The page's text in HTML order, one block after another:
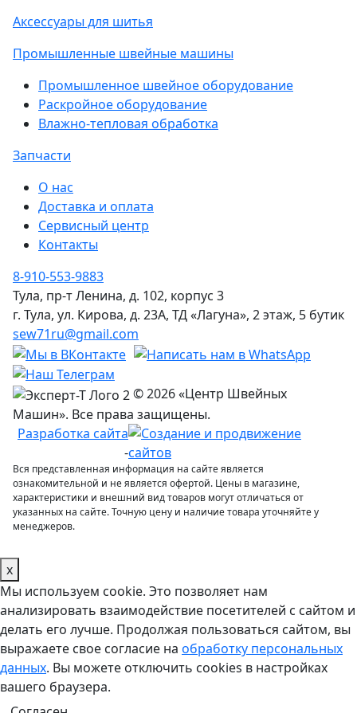
Аксессуары для шитья
Промышленные швейные машины
Промышленное швейное оборудование
Раскройное оборудование
Влажно-тепловая обработка
Запчасти
О нас
Доставка и оплата
Сервисный центр
Контакты
8-910-553-9883
Тула, пр-т Ленина, д. 102, корпус 3
г. Тула, ул. Кирова, д. 23А, ТД «Лагуна», 2 этаж, 5 бутик
sew71ru@gmail.com
© 2026 «Центр Швейных
Машин». Все права защищены.
Разработка сайта
-
Вся представленная информация на сайте является
ознакомительной и не является офертой. Цены в магазине,
характеристики и внешний вид товаров могут отличаться от
указанных на сайте. Точную цену и наличие товара уточняйте у
менеджеров.
x
Мы используем cookie. Это позволяет нам
анализировать взаимодействие посетителей с сайтом и
делать его лучше. Продолжая пользоваться сайтом, вы
выражаете свое согласие на обработку персональных
данных. Вы можете отключить cookies в настройках
вашего браузера.